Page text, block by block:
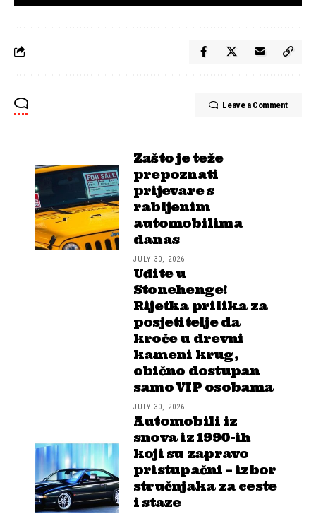
Leave a Comment
Zašto je teže
prepoznati
prijevare s
rabljenim
automobilima
danas
JULY 30, 2026
Uđite u
Stonehenge!
Rijetka prilika za
posjetitelje da
kroče u drevni
kameni krug,
obično dostupan
samo VIP osobama
JULY 30, 2026
Automobili iz
snova iz 1990-ih
koji su zapravo
pristupačni – izbor
stručnjaka za ceste
i staze